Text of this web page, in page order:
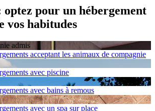
pour un hébergement
vos habitudes
admis
acceptant les animaux de compagnie
avec piscine
avec bains à remous
avec un spa sur place